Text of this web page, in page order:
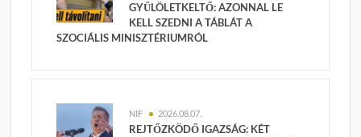
GYŰLÖLETKELTŐ: AZONNAL LE
KELL SZEDNI A TÁBLÁT A
SZOCIÁLIS MINISZTÉRIUMRÓL
NIF 2026.08.07.
REJTŐZKÖDŐ IGAZSÁG: KÉT